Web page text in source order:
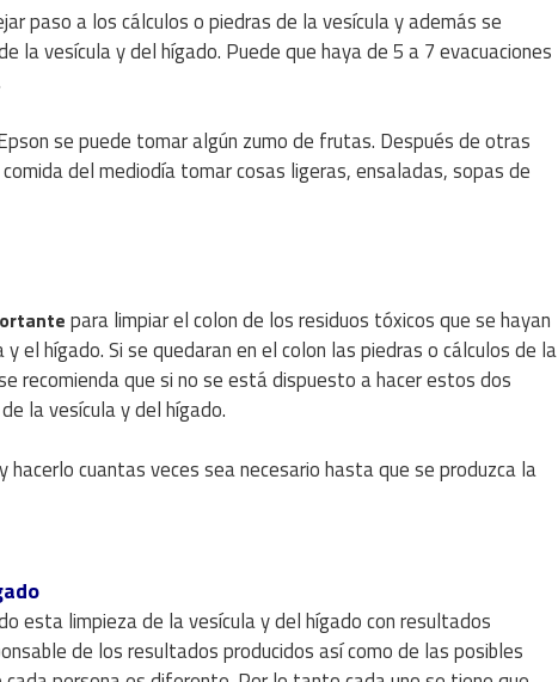
paso a los cálculos o piedras de la vesícula y además se
la vesícula y del hígado. Puede que haya de 5 a 7 evacuaciones
se puede tomar algún zumo de frutas. Después de otras
del mediodía tomar cosas ligeras, ensaladas, sopas de
para limpiar el colon de los residuos tóxicos que se hayan
el hígado. Si se quedaran en el colon las piedras o cálculos de la
recomienda que si no se está dispuesto a hacer estos dos
la vesícula y del hígado.
cuantas veces sea necesario hasta que se produzca la
esta limpieza de la vesícula y del hígado con resultados
de los resultados producidos así como de las posibles